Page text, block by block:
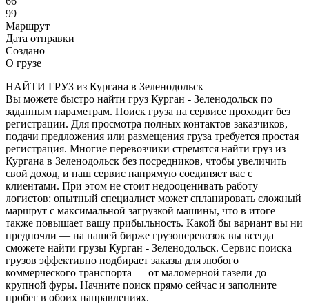
99
Маршрут
Дата отправки
Создано
О грузе
НАЙТИ ГРУЗ из Кургана в Зеленодольск
Вы можете быстро найти груз Курган - Зеленодольск по
заданным параметрам. Поиск груза на сервисе проходит без
регистрации. Для просмотра полных контактов заказчиков,
подачи предложения или размещения груза требуется простая
регистрация. Многие перевозчики стремятся найти груз из
Кургана в Зеленодольск без посредников, чтобы увеличить
свой доход, и наш сервис напрямую соединяет вас с
клиентами. При этом не стоит недооценивать работу
логистов: опытный специалист может спланировать сложный
маршрут с максимальной загрузкой машины, что в итоге
также повышает вашу прибыльность. Какой бы вариант вы ни
предпочли — на нашей бирже грузоперевозок вы всегда
сможете найти грузы Курган - Зеленодольск. Сервис поиска
грузов эффективно подбирает заказы для любого
коммерческого транспорта — от маломерной газели до
крупной фуры. Начните поиск прямо сейчас и заполните
пробег в обоих направлениях.